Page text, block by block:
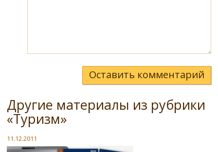
Оставить комментарий
Другие материалы из рубрики
«Туризм»
11.12.2011